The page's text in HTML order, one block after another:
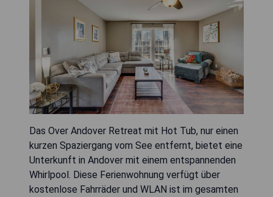
Das Over Andover Retreat mit Hot Tub, nur einen
kurzen Spaziergang vom See entfernt, bietet eine
Unterkunft in Andover mit einem entspannenden
Whirlpool. Diese Ferienwohnung verfügt über
kostenlose Fahrräder und WLAN ist im gesamten